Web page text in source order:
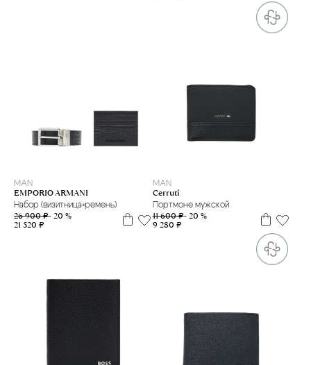
MAN
EMPORIO ARMANI
Набор (визитница+ремень)
26 900 ₽- 20 %
21 520 ₽
MAN
Cerruti
Портмоне мужской
11 600 ₽- 20 %
9 280 ₽